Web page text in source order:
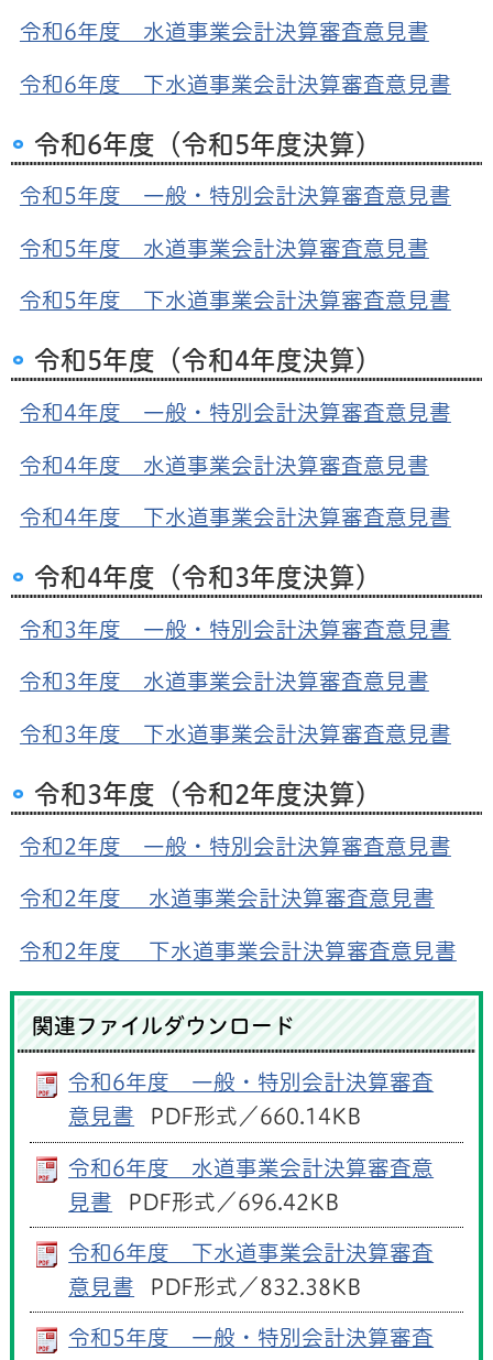
令和6年度 水道事業会計決算審査意見書
令和6年度 下水道事業会計決算審査意見書
令和6年度（令和5年度決算）
令和5年度 一般・特別会計決算審査意見書
令和5年度 水道事業会計決算審査意見書
令和5年度 下水道事業会計決算審査意見書
令和5年度（令和4年度決算）
令和4年度 一般・特別会計決算審査意見書
令和4年度 水道事業会計決算審査意見書
令和4年度 下水道事業会計決算審査意見書
令和4年度（令和3年度決算）
令和3年度 一般・特別会計決算審査意見書
令和3年度 水道事業会計決算審査意見書
令和3年度 下水道事業会計決算審査意見書
令和3年度（令和2年度決算）
令和2年度 一般・特別会計決算審査意見書
令和2年度 水道事業会計決算審査意見書
令和2年度 下水道事業会計決算審査意見書
関連ファイルダウンロード
令和6年度 一般・特別会計決算審査
意見書
PDF形式／660.14KB
令和6年度 水道事業会計決算審査意
見書
PDF形式／696.42KB
令和6年度 下水道事業会計決算審査
意見書
PDF形式／832.38KB
令和5年度 一般・特別会計決算審査